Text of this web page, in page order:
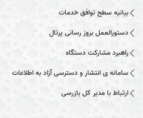
بیانیه سطح توافق خدمات
دستورالعمل بروز رسانی پرتال
راهبرد مشارکت دستگاه
سامانه ی انتشار و دسترسی آزاد به اطلاعات
ارتباط با مدیر کل بازرسی